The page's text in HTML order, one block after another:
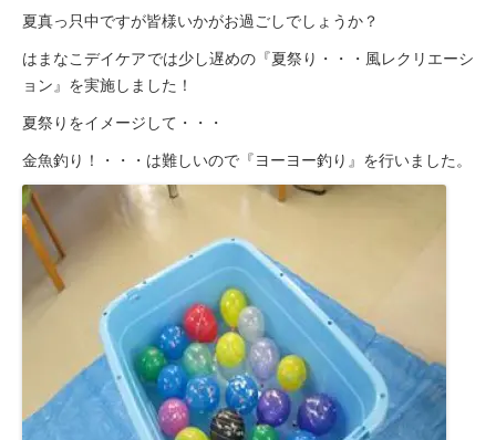
夏真っ只中ですが皆様いかがお過ごしでしょうか？
はまなこデイケアでは少し遅めの『夏祭り・・・風レクリエーシ
ョン』を実施しました！
夏祭りをイメージして・・・
金魚釣り！・・・は難しいので『ヨーヨー釣り』を行いました。